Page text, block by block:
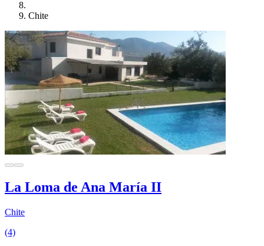
Chite
La Loma de Ana María II
Chite
(4)